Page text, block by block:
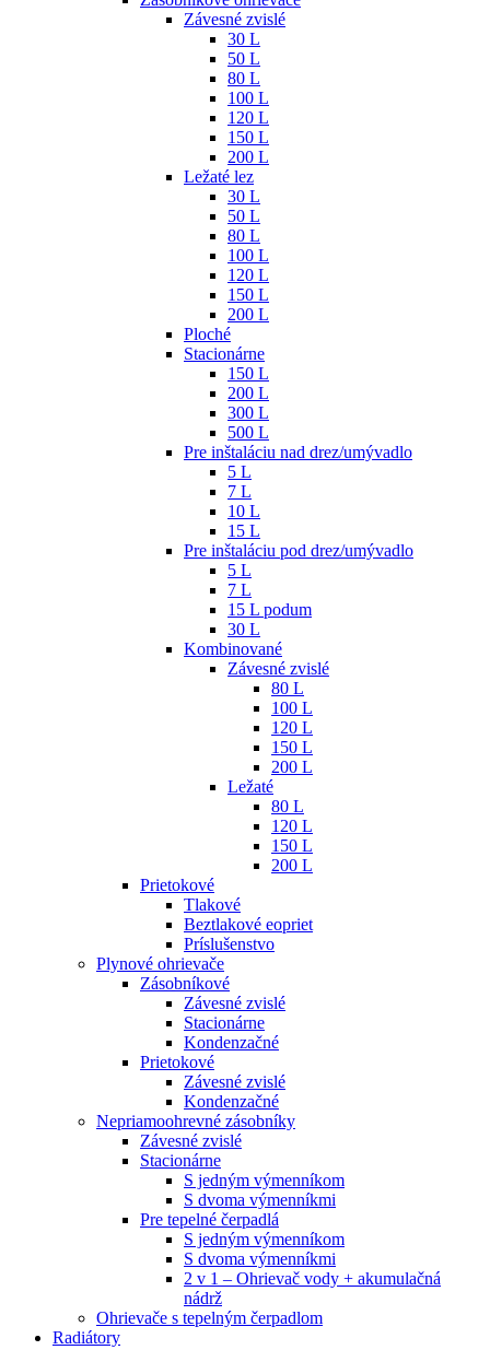
Závesné zvislé
30 L
50 L
80 L
100 L
120 L
150 L
200 L
Ležaté lez
30 L
50 L
80 L
100 L
120 L
150 L
200 L
Ploché
Stacionárne
150 L
200 L
300 L
500 L
Pre inštaláciu nad drez/umývadlo
5 L
7 L
10 L
15 L
Pre inštaláciu pod drez/umývadlo
5 L
7 L
15 L podum
30 L
Kombinované
Závesné zvislé
80 L
100 L
120 L
150 L
200 L
Ležaté
80 L
120 L
150 L
200 L
Prietokové
Tlakové
Beztlakové eopriet
Príslušenstvo
Plynové ohrievače
Zásobníkové
Závesné zvislé
Stacionárne
Kondenzačné
Prietokové
Závesné zvislé
Kondenzačné
Nepriamoohrevné zásobníky
Závesné zvislé
Stacionárne
S jedným výmenníkom
S dvoma výmenníkmi
Pre tepelné čerpadlá
S jedným výmenníkom
S dvoma výmenníkmi
2 v 1 – Ohrievač vody + akumulačná
nádrž
Ohrievače s tepelným čerpadlom
Radiátory